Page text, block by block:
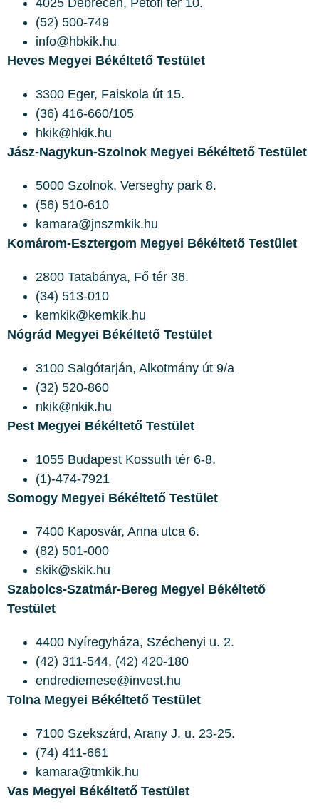
4025 Debrecen, Petőfi tér 10.
(52) 500-749
info@hbkik.hu
Heves Megyei Békéltető Testület
3300 Eger, Faiskola út 15.
(36) 416-660/105
hkik@hkik.hu
Jász-Nagykun-Szolnok Megyei Békéltető Testület
5000 Szolnok, Verseghy park 8.
(56) 510-610
kamara@jnszmkik.hu
Komárom-Esztergom Megyei Békéltető Testület
2800 Tatabánya, Fő tér 36.
(34) 513-010
kemkik@kemkik.hu
Nógrád Megyei Békéltető Testület
3100 Salgótarján, Alkotmány út 9/a
(32) 520-860
nkik@nkik.hu
Pest Megyei Békéltető Testület
1055 Budapest Kossuth tér 6-8.
(1)-474-7921
Somogy Megyei Békéltető Testület
7400 Kaposvár, Anna utca 6.
(82) 501-000
skik@skik.hu
Szabolcs-Szatmár-Bereg Megyei Békéltető
Testület
4400 Nyíregyháza, Széchenyi u. 2.
(42) 311-544, (42) 420-180
endrediemese@invest.hu
Tolna Megyei Békéltető Testület
7100 Szekszárd, Arany J. u. 23-25.
(74) 411-661
kamara@tmkik.hu
Vas Megyei Békéltető Testület